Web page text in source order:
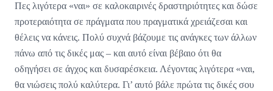
Πες λιγότερα «ναι» σε καλοκαιρινές δραστηριότητες και δώσε
προτεραιότητα σε πράγματα που πραγματικά χρειάζεσαι και
θέλεις να κάνεις. Πολύ συχνά βάζουμε τις ανάγκες των άλλων
πάνω από τις δικές μας – και αυτό είναι βέβαιο ότι θα
οδηγήσει σε άγχος και δυσαρέσκεια. Λέγοντας λιγότερα «ναι,
θα νιώσεις πολύ καλύτερα. Γι’ αυτό βάλε πρώτα τις δικές σου